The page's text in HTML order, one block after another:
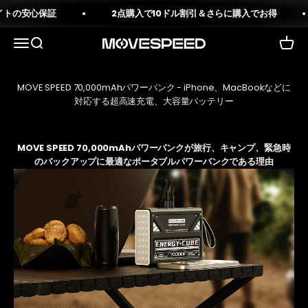
コンテンツへスキップ
安心保証 2点購入で10ドル割引＆さらに購入でお得
メニューを開く
検索を開く 移動速度 カート
MOVE SPEED 70,000mAhパワーバンク - iPhone、MacBookなどに
対応する超高速充電、大容量バッテリー
MOVE SPEED 70,000mAhパワーバンクが旅行、キャンプ、緊急時
のバックアップに最適なポータブルパワーバンクである理由